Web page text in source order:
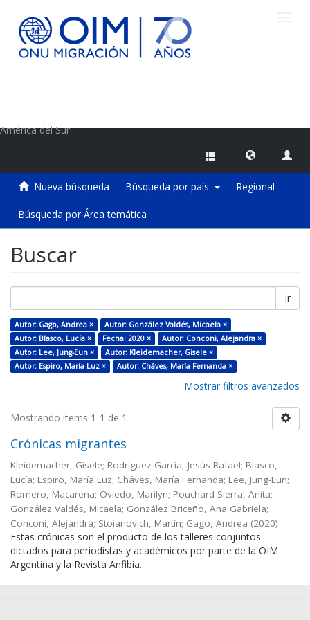
América del Sur
Nueva búsqueda Búsqueda por país Regional
Búsqueda por Área temática
Buscar
Ir
Autor: Gago, Andrea ×
Autor: González Valdés, Micaela ×
Autor: Blasco, Lucía ×
Fecha: 2020 ×
Autor: Conconi, Alejandra ×
Autor: Lee, Jung-Eun ×
Autor: Kleidemacher, Gisele ×
Autor: Espiro, María Luz ×
Autor: Cháves, María Fernanda ×
Mostrar filtros avanzados
Mostrando ítems 1-1 de 1
Crónicas migrantes
Kleidemacher, Gisele; Rodríguez García, Jesús Rafael; Blasco,
Lucía; Espiro, María Luz; Cháves, María Fernanda; Lee, Jung-Eun;
Romero, Macarena; Oviedo, Marilyn; Pouchard Sierra, Anita;
González Valdés, Micaela; González Briceño, Ana Gabriela;
Conconi, Alejandra; Stoianovich, Martín; Gago, Andrea (2020)
Estas crónicas son el producto de los talleres conjuntos
dictados para periodistas y académicos por parte de la OIM
Argentina y la Revista Anfibia.